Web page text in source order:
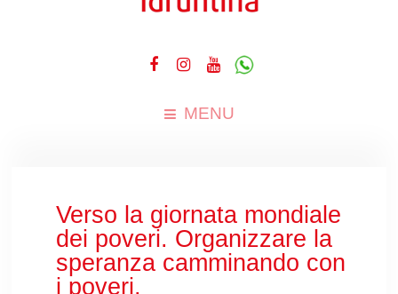
MENU
Verso la giornata mondiale
dei poveri. Organizzare la
speranza camminando con
i poveri.